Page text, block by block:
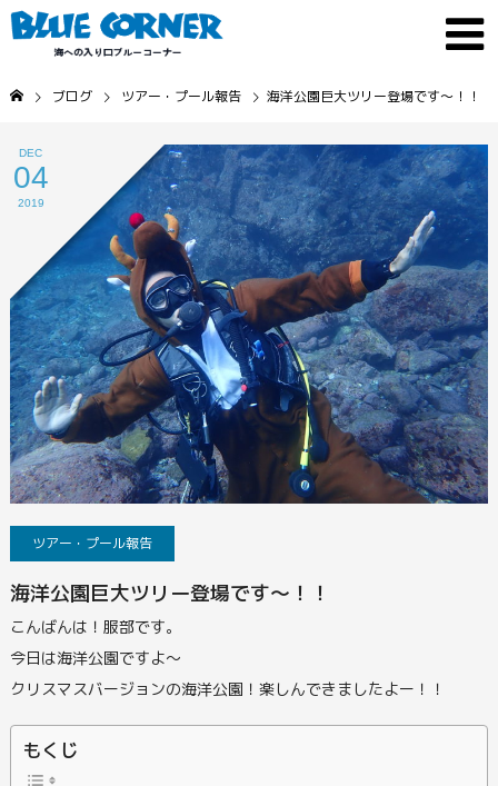
ブログ ツアー・プール報告 海洋公園巨大ツリー登場です～！！
DEC
04
2019
ツアー・プール報告
海洋公園巨大ツリー登場です～！！
こんばんは！服部です。
今日は海洋公園ですよ～
クリスマスバージョンの海洋公園！楽しんできましたよー！！
もくじ